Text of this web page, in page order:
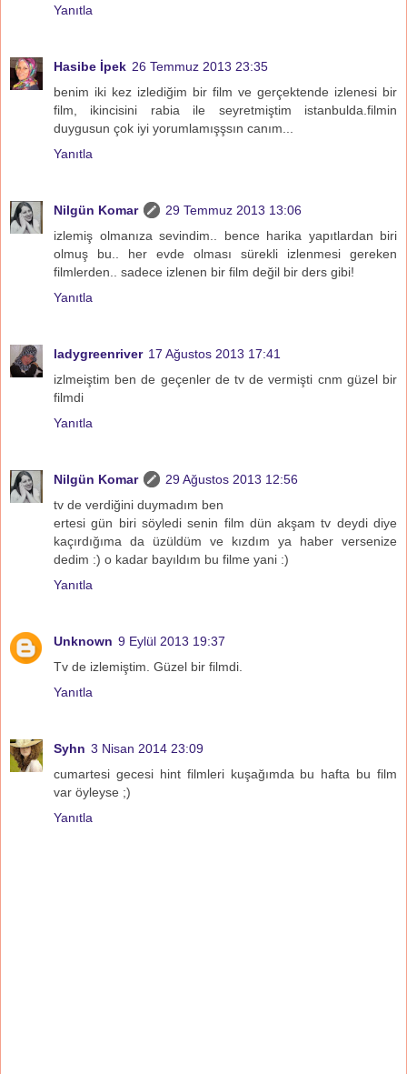
Yanıtla
Hasibe İpek 26 Temmuz 2013 23:35
benim iki kez izlediğim bir film ve gerçektende izlenesi bir
film, ikincisini rabia ile seyretmiştim istanbulda.filmin
duygusun çok iyi yorumlamışşsın canım...
Yanıtla
Nilgün Komar
29 Temmuz 2013 13:06
izlemiş olmanıza sevindim.. bence harika yapıtlardan biri
olmuş bu.. her evde olması sürekli izlenmesi gereken
filmlerden.. sadece izlenen bir film değil bir ders gibi!
Yanıtla
ladygreenriver 17 Ağustos 2013 17:41
izlmeiştim ben de geçenler de tv de vermişti cnm güzel bir
filmdi
Yanıtla
Nilgün Komar
29 Ağustos 2013 12:56
tv de verdiğini duymadım ben
ertesi gün biri söyledi senin film dün akşam tv deydi diye
kaçırdığıma da üzüldüm ve kızdım ya haber versenize
dedim :) o kadar bayıldım bu filme yani :)
Yanıtla
Unknown 9 Eylül 2013 19:37
Tv de izlemiştim. Güzel bir filmdi.
Yanıtla
Syhn 3 Nisan 2014 23:09
cumartesi gecesi hint filmleri kuşağımda bu hafta bu film
var öyleyse ;)
Yanıtla